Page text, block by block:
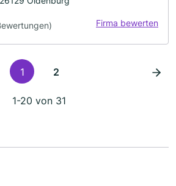
Firma bewerten
1 2
1-20 von 31